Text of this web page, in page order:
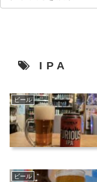
IPA
ビール
ビール